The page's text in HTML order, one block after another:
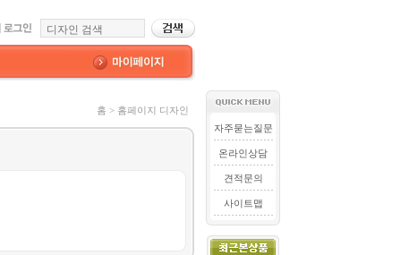
홈 > 홈페이지 디자인
자주묻는질문
온라인상담
견적문의
사이트맵